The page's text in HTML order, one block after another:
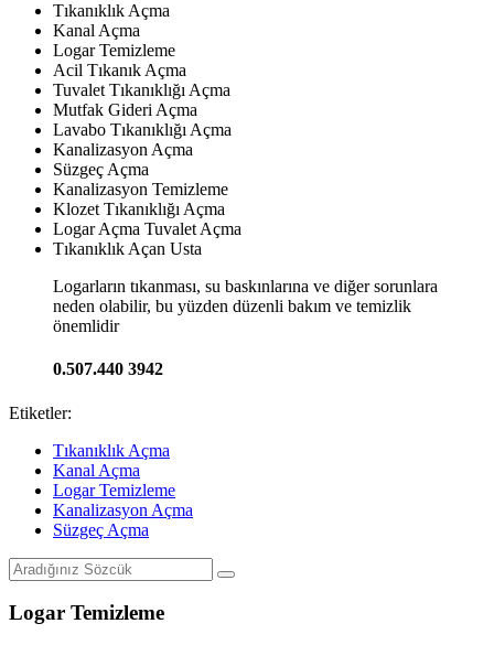
Tıkanıklık Açma
Kanal Açma
Logar Temizleme
Acil Tıkanık Açma
Tuvalet Tıkanıklığı Açma
Mutfak Gideri Açma
Lavabo Tıkanıklığı Açma
Kanalizasyon Açma
Süzgeç Açma
Kanalizasyon Temizleme
Klozet Tıkanıklığı Açma
Logar Açma Tuvalet Açma
Tıkanıklık Açan Usta
Logarların tıkanması, su baskınlarına ve diğer sorunlara
neden olabilir, bu yüzden düzenli bakım ve temizlik
önemlidir
0.507.440 3942
Etiketler:
Tıkanıklık Açma
Kanal Açma
Logar Temizleme
Kanalizasyon Açma
Süzgeç Açma
Logar Temizleme